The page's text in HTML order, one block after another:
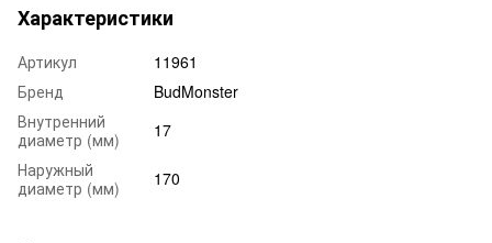
Характеристики
Артикул
11961
Бренд
BudMonster
Внутренний
диаметр (мм)
17
Наружный
диаметр (мм)
170